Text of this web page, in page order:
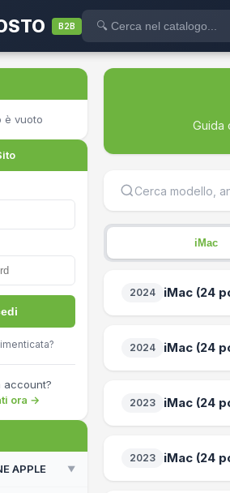
B2B
è vuoto
account?
ora →
APPLE ▼
Guida
iMac
2024 iMac (24
2024 iMac (24
2023 iMac (24
2023 iMac (24